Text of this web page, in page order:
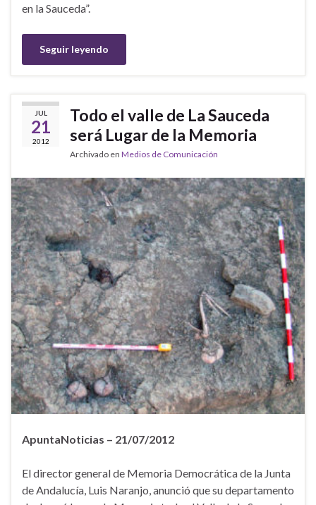
en la Sauceda”.
Seguir leyendo
JUL
21
2012
Todo el valle de La Sauceda
será Lugar de la Memoria
Archivado en Medios de Comunicación
ApuntaNoticias – 21/07/2012
El director general de Memoria Democrática de la Junta
de Andalucía, Luis Naranjo, anunció que su departamento